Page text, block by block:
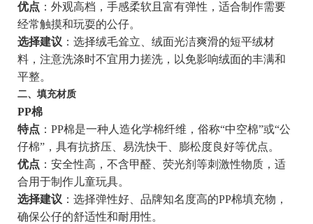
优点 ：外观高档，手感柔软且富有弹性，适合制作需要
经常触摸和玩耍的公仔。
选择建议 ：选择绒毛耸立、绒面光洁爽滑的短平绒材
料，注意洗涤时不宜用力搓洗，以免影响绒面的丰满和
平整。
二、填充材质
PP棉
特点 ：PP棉是一种人造化学棉纤维，俗称“中空棉”或“公
仔棉”，具有抗挤压、易洗快干、膨松度良好等优点。
优点 ：安全性高，不含甲醛、荧光剂等刺激性物质，适
合用于制作儿童玩具。
选择建议 ：选择弹性好、品牌知名度高的PP棉填充物，
确保公仔的舒适性和耐用性。